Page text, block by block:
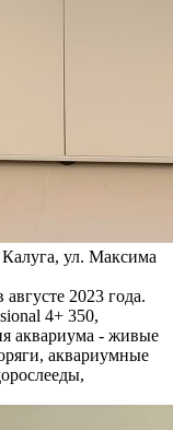
ул. Максима
2023 года.
4+ 350,
аквариума - живые
аквариумные